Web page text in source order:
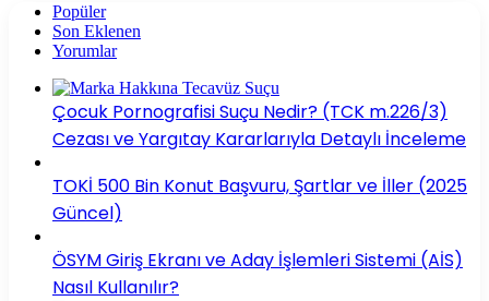
Popüler
Son Eklenen
Yorumlar
Çocuk Pornografisi Suçu Nedir? (TCK m.226/3)
Cezası ve Yargıtay Kararlarıyla Detaylı İnceleme
TOKİ 500 Bin Konut Başvuru, Şartlar ve İller (2025
Güncel)
ÖSYM Giriş Ekranı ve Aday İşlemleri Sistemi (AİS)
Nasıl Kullanılır?